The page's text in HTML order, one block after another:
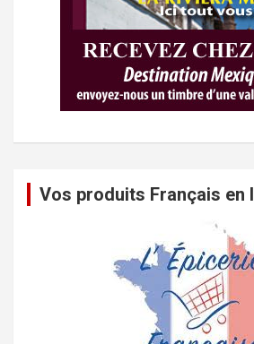
Vos produits Français en